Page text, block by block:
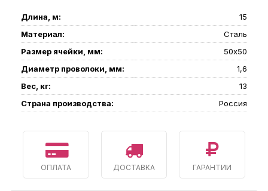
Длина, м:
15
Материал:
Сталь
Размер ячейки, мм:
50х50
Диаметр проволоки, мм:
1,6
Вес, кг:
13
Страна производства:
Россия
ОПЛАТА ДОСТАВКА ГАРАНТИИ